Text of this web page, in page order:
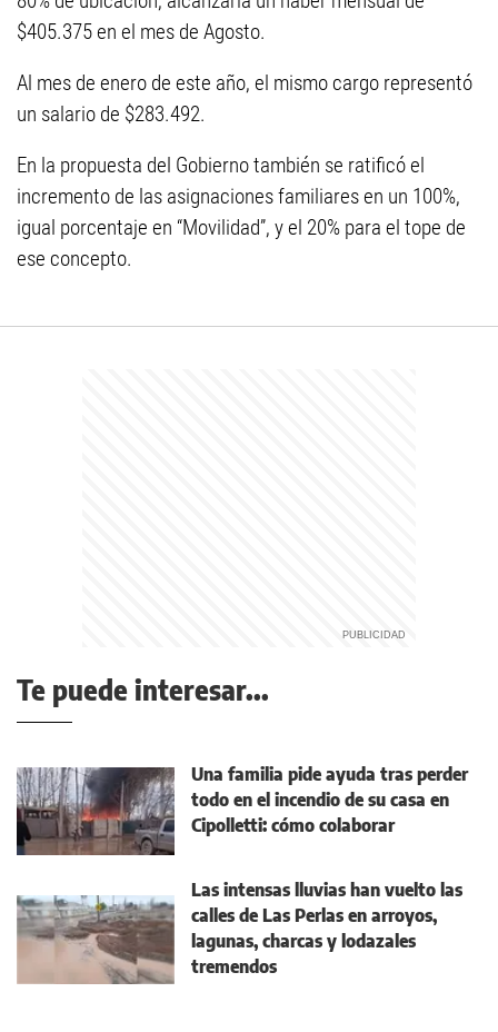
$405.375 en el mes de Agosto.
Al mes de enero de este año, el mismo cargo representó
un salario de $283.492.
En la propuesta del Gobierno también se ratificó el
incremento de las asignaciones familiares en un 100%,
igual porcentaje en “Movilidad”, y el 20% para el tope de
ese concepto.
Te puede interesar...
Una familia pide ayuda tras perder
todo en el incendio de su casa en
Cipolletti: cómo colaborar
Las intensas lluvias han vuelto las
calles de Las Perlas en arroyos,
lagunas, charcas y lodazales
tremendos